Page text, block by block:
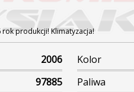
rok produkcji! Klimatyzacja!
2006 Kolor
97885 Paliwa